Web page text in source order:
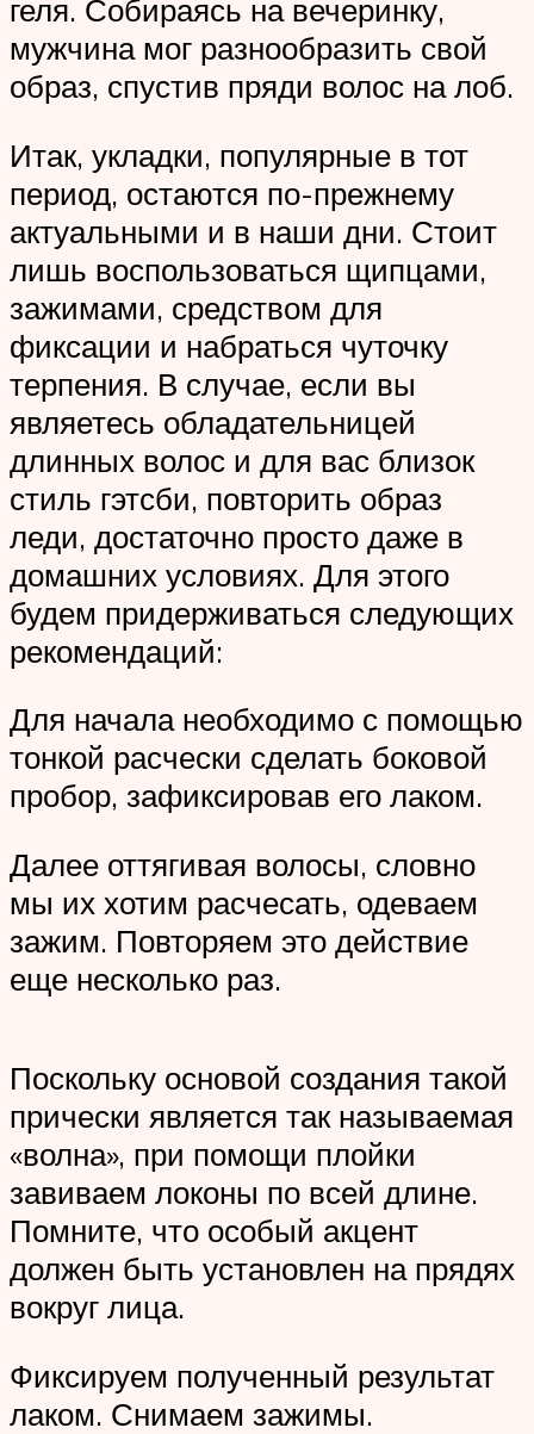
геля. Собираясь на вечеринку,
мужчина мог разнообразить свой
образ, спустив пряди волос на лоб.
Итак, укладки, популярные в тот
период, остаются по-прежнему
актуальными и в наши дни. Стоит
лишь воспользоваться щипцами,
зажимами, средством для
фиксации и набраться чуточку
терпения. В случае, если вы
являетесь обладательницей
длинных волос и для вас близок
стиль гэтсби, повторить образ
леди, достаточно просто даже в
домашних условиях. Для этого
будем придерживаться следующих
рекомендаций:
Для начала необходимо с помощью
тонкой расчески сделать боковой
пробор, зафиксировав его лаком.
Далее оттягивая волосы, словно
мы их хотим расчесать, одеваем
зажим. Повторяем это действие
еще несколько раз.
Поскольку основой создания такой
прически является так называемая
«волна», при помощи плойки
завиваем локоны по всей длине.
Помните, что особый акцент
должен быть установлен на прядях
вокруг лица.
Фиксируем полученный результат
лаком. Снимаем зажимы.